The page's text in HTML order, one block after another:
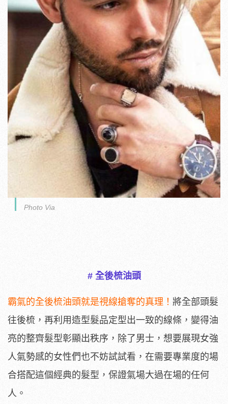
Photo Via
# 全後梳油頭
霸氣的全後梳油頭就是視線搶奪的真理！ 將全部頭髮
往後梳，再利用造型髮品定型出一致的線條，變得油
亮的整齊髮型彰顯出秩序，除了男士，想要展現女強
人氣勢感的女性們也不妨試試看，在需要專業度的場
合搭配這個經典的髮型，保證氣場大過在場的任何
人。